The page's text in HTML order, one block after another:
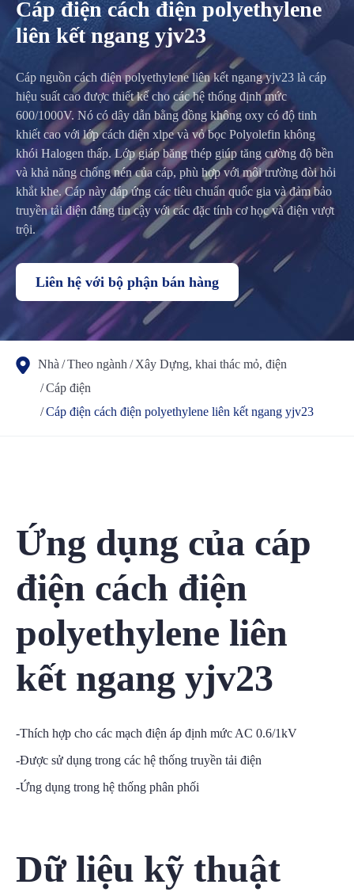
Cáp điện cách điện polyethylene
liên kết ngang yjv23
Cáp nguồn cách điện polyethylene liên kết ngang yjv23 là cáp
hiệu suất cao được thiết kế cho các hệ thống định mức
600/1000V. Nó có dây dẫn bằng đồng không oxy có độ tinh
khiết cao với lớp cách điện xlpe và vỏ bọc Polyolefin không
khói Halogen thấp. Lớp giáp băng thép giúp tăng cường độ bền
và khả năng chống nén của cáp, phù hợp với môi trường đòi hỏi
khắt khe. Cáp này đáp ứng các tiêu chuẩn quốc gia và đảm bảo
truyền tải điện đáng tin cậy với các đặc tính cơ học và điện vượt
trội.
Liên hệ với bộ phận bán hàng
Nhà Theo ngành
Xây Dựng, khai thác mỏ, điện
Cáp điện
Cáp điện cách điện polyethylene liên kết ngang yjv23
Ứng dụng của cáp
điện cách điện
polyethylene liên
kết ngang yjv23
-Thích hợp cho các mạch điện áp định mức AC 0.6/1kV
-Được sử dụng trong các hệ thống truyền tải điện
-Ứng dụng trong hệ thống phân phối
Dữ liệu kỹ thuật